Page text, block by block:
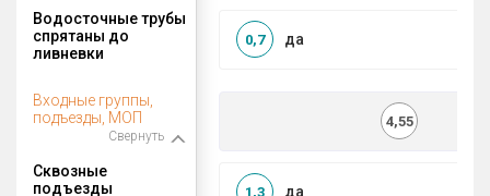
Водосточные трубы
спрятаны до
ливневки
да
0,7
Входные группы,
подъезды, МОП
Свернуть
4,55
Сквозные
подъезды
да
1,3